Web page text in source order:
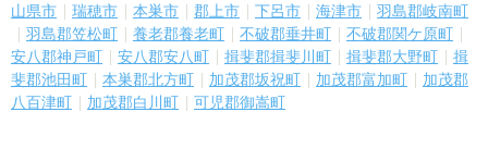
山県市
瑞穂市 本巣市 郡上市 下呂市 海津市
羽島郡岐南町
羽島郡笠松町
養老郡養老町 不破郡垂井町
不破郡関ケ原町
安八郡神戸町
安八郡安八町 揖斐郡揖斐川町 揖斐郡大野町
揖
斐郡池田町
本巣郡北方町 加茂郡坂祝町 加茂郡富加町
加茂郡
八百津町
加茂郡白川町 可児郡御嵩町